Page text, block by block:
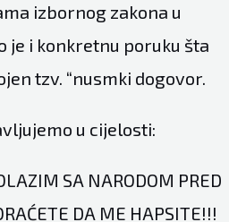
izbornog zakona u
je i konkretnu poruku šta
tzv. “nusmki dogovor.
u cijelosti:
SA NARODOM PRED
DA ME HAPSITE!!!